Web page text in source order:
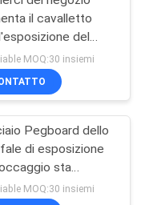
il cavalletto
del
dei canestri
MOQ:30 insiemi
Pegboard dello
di esposizione
sta
MOQ:30 insiemi